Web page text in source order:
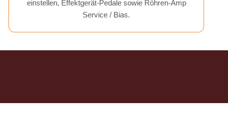
einstellen, Effektgerät-Pedale sowie Röhren-Amp
Service / Bias.